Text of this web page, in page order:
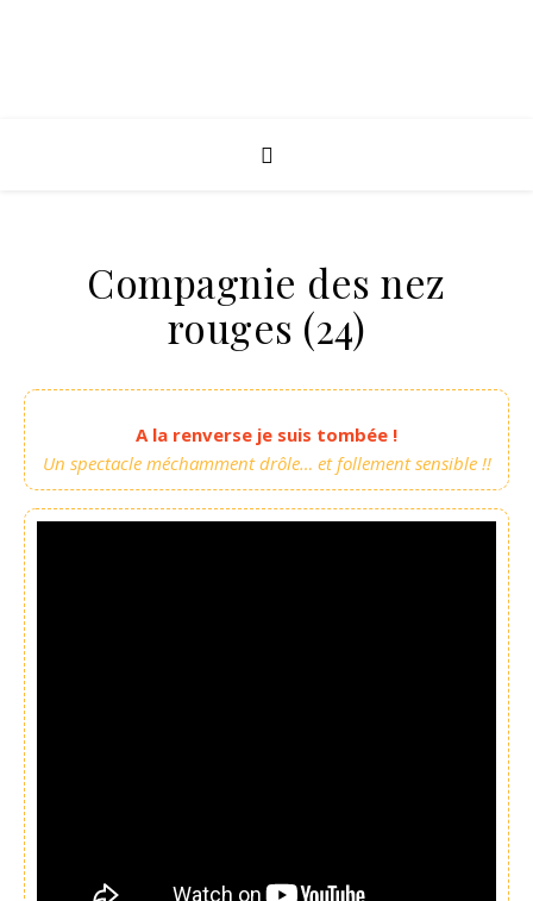
Compagnie des nez
rouges (24)
A la renverse je suis tombée !
Un spectacle méchamment drôle… et follement sensible !!